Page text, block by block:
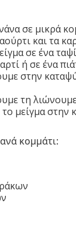
σε μικρά
και τα
σε ένα
ή σε ένα
στην
τη
μείγμα στην
κομμάτι: